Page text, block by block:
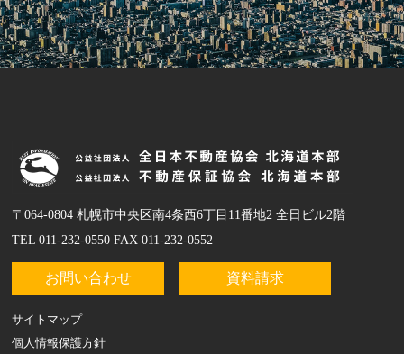
〒064-0804 札幌市中央区南4条西6丁目11番地2 全日ビル2階
TEL 011-232-0550 FAX 011-232-0552
お問い合わせ 資料請求
サイトマップ
個人情報保護方針